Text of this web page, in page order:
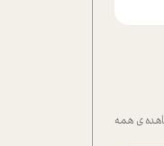
ی همه